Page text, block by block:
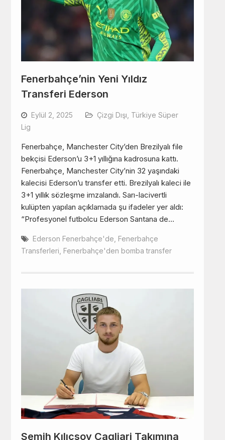
Fenerbahçe’nin Yeni Yıldız
Transferi Ederson
Eylül 2, 2025 Çizgi Dışı Türkiye Süper
Lig
Fenerbahçe, Manchester City’den Brezilyalı file
bekçisi Ederson’u 3+1 yıllığına kadrosuna kattı.
Fenerbahçe, Manchester City’nin 32 yaşındaki
kalecisi Ederson’u transfer etti. Brezilyalı kaleci ile
3+1 yıllık sözleşme imzalandı. Sarı-lacivertli
kulüpten yapılan açıklamada şu ifadeler yer aldı:
“Profesyonel futbolcu Ederson Santana de…
Ederson Fenerbahçe'de Fenerbahçe
Transferleri Fenerbahçe'den bomba transfer
Semih Kılıçsoy Cagliari Takımına